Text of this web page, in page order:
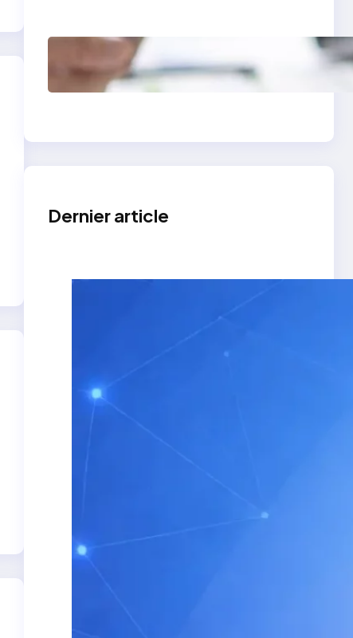
Site vitrine expert-
comptable : levier de
croissance
Dernier article